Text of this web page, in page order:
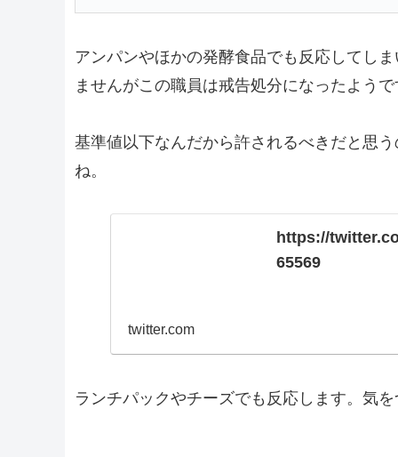
アンパンやほかの発酵食品でも反応してし
ませんがこの職員は戒告処分になったようで
基準値以下なんだから許されるべきだと思
ね。
https://
65569
twitter.com
ランチパックやチーズでも反応します。気を